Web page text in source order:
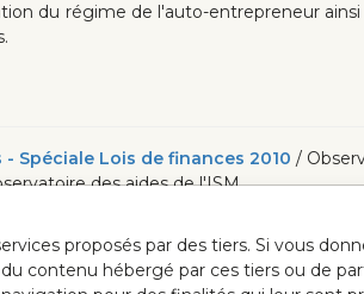
du régime de l'auto-entrepreneur
Spéciale Lois de finances 2010 /
des aides de l'ISM
proposés par des tiers. Si vous
contenu hébergé par ces tiers ou de